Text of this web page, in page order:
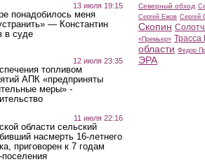
13 июля 19:15
понадобилось меня
— Константин
в суде
12 июля 23:35
топливом
АПК «предприняты
меры» -
11 июля 22:16
области сельский
насмерть 16-летнего
приговорен к 7 годам
Северный обход
Сергей Ежов Сергей
Скопин
«Премьер» Трасса
области Федор
ЭРА